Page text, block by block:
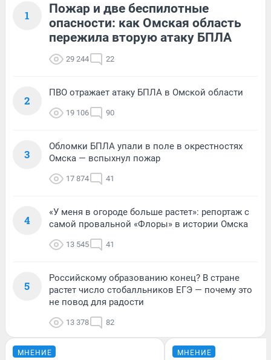
1
Пожар и две беспилотные
опасности: как Омская область
пережила вторую атаку БПЛА
29 244 22
2
ПВО отражает атаку БПЛА в Омской области
19 106 90
3
Обломки БПЛА упали в поле в окрестностях
Омска — вспыхнул пожар
17 874 41
4
«У меня в огороде больше растет»: репортаж с
самой провальной «Флоры» в истории Омска
13 545 41
5
Российскому образованию конец? В стране
растет число стобалльников ЕГЭ — почему это
не повод для радости
13 378 82
МНЕНИЕ МНЕНИЕ